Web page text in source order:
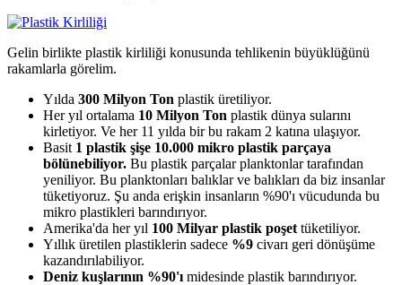
Gelin birlikte plastik kirliliği konusunda tehlikenin büyüklüğünü
rakamlarla görelim.
Yılda 300 Milyon Ton plastik üretiliyor.
Her yıl ortalama 10 Milyon Ton plastik dünya sularını
kirletiyor. Ve her 11 yılda bir bu rakam 2 katına ulaşıyor.
Basit 1 plastik şişe 10.000 mikro plastik parçaya
bölünebiliyor. Bu plastik parçalar planktonlar tarafından
yeniliyor. Bu planktonları balıklar ve balıkları da biz insanlar
tüketiyoruz. Şu anda erişkin insanların %90'ı vücudunda bu
mikro plastikleri barındırıyor.
Amerika'da her yıl 100 Milyar plastik poşet tüketiliyor.
Yıllık üretilen plastiklerin sadece %9 civarı geri dönüşüme
kazandırılabiliyor.
Deniz kuşlarının %90'ı midesinde plastik barındırıyor.